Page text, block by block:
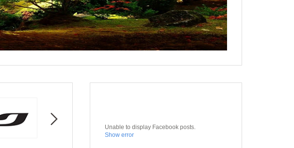
Unable to display Facebook posts.
Show error